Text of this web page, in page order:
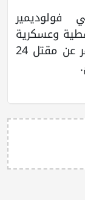
فولوديمير
وعسكرية
في روسيا، ردا على هجوم دام أسفر عن مقتل 24